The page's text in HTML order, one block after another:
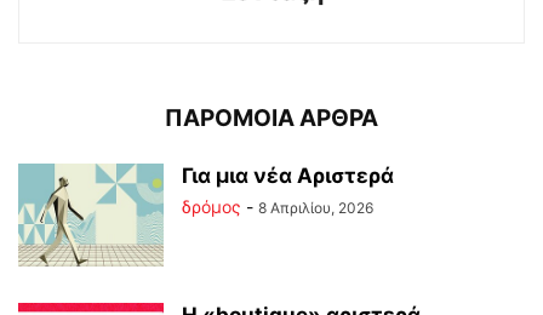
ΠΑΡΟΜΟΙΑ ΑΡΘΡΑ
Για μια νέα Αριστερά
δρόμος - 8 Απριλίου, 2026